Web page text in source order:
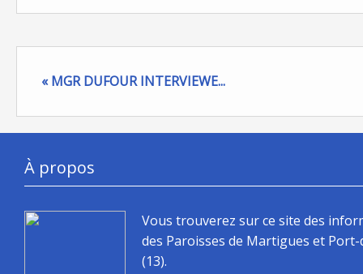
« MGR DUFOUR INTERVIEWE...
À propos
Vous trouverez sur ce site des
des Paroisses de Martigues et
(13).